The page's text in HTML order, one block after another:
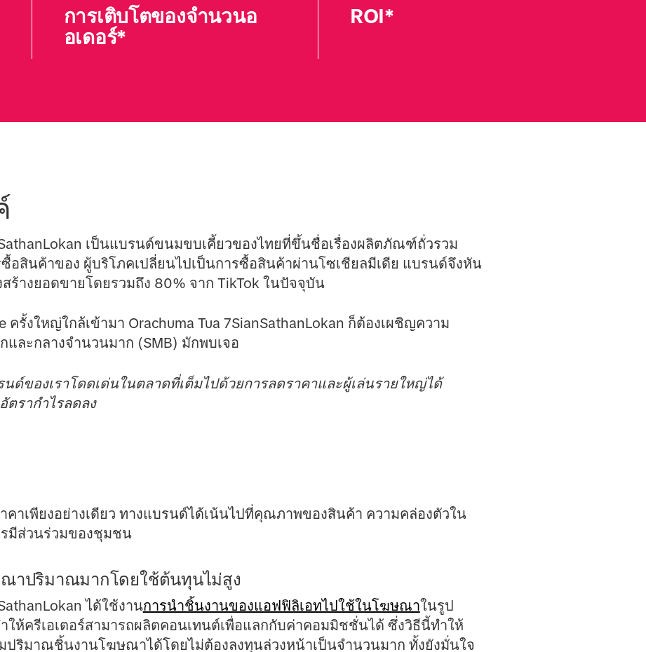
การเติบโตของจำนวนอ
อเดอร์*
ROI*
เป็นแบรนด์ขนมขบเคี้ยวของไทยที่ขึ้นชื่อเรื่องผลิตภัณฑ์ถั่วรวม
อสินค้าของ ผู้บริโภคเปลี่ยนไปเป็นการซื้อสินค้าผ่านโซเชียลมีเดีย แบรนด์จึงหัน
สร้างยอดขายโดยรวมถึง 80% จาก TikTok ในปัจจุบัน
ครั้งใหญ่ใกล้เข้ามา Orachuma Tua 7SianSathanLokan ก็ต้องเผชิญความ
และกลางจำนวนมาก (SMB) มักพบเจอ
นด์ของเราโดดเด่นในตลาดที่เต็มไปด้วยการลดราคาและผู้เล่นรายใหญ่ได้
ตรากำไรลดลง
าเพียงอย่างเดียว ทางแบรนด์ได้เน้นไปที่คุณภาพของสินค้า ความคล่องตัวใน
มีส่วนร่วมของชุมชน
ณาปริมาณมากโดยใช้ต้นทุนไม่สูง
ได้ใช้งานการนำชิ้นงานของแอฟฟิลิเอทไปใช้ในโฆษณาในรูป
ให้ครีเอเตอร์สามารถผลิตคอนเทนต์เพื่อแลกกับค่าคอมมิชชั่นได้ ซึ่งวิธีนี้ทำให้
ปริมาณชิ้นงานโฆษณาได้โดยไม่ต้องลงทุนล่วงหน้าเป็นจำนวนมาก ทั้งยังมั่นใจ